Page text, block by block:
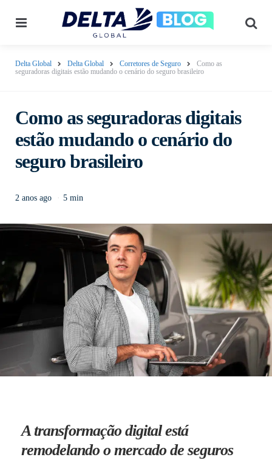
Delta Global Delta Global Corretores de Seguro
Como as
seguradoras digitais estão mudando o cenário do seguro brasileiro
Como as seguradoras digitais
estão mudando o cenário do
seguro brasileiro
2 anos ago 5 min
A transformação digital está
remodelando o mercado de seguros